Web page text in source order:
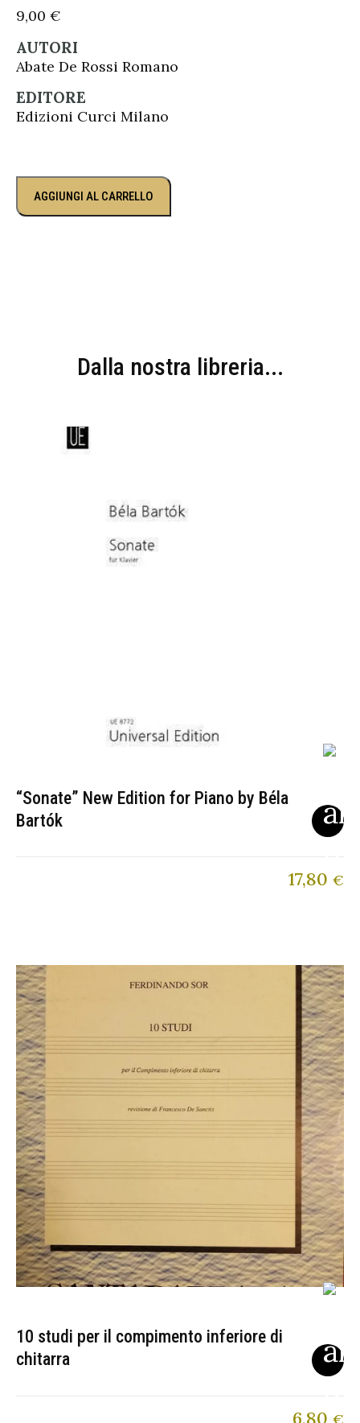
9,00 €
AUTORI
Abate De Rossi Romano
EDITORE
Edizioni Curci Milano
AGGIUNGI AL CARRELLO
Dalla nostra libreria...
“Sonate” New Edition for Piano by Béla
Bartók
17,80 €
10 studi per il compimento inferiore di
chitarra
6,80 €